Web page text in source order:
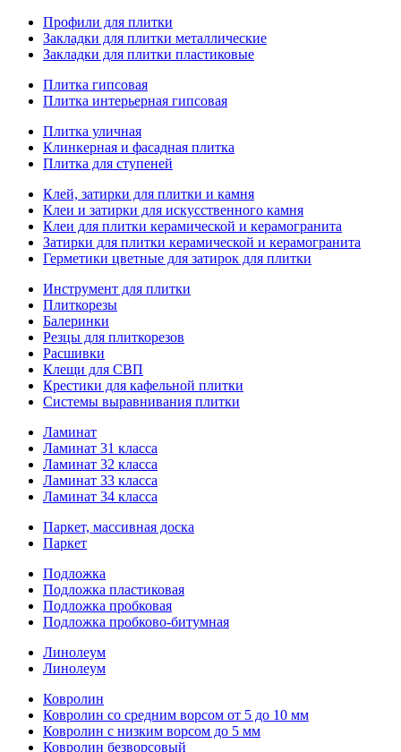
Профили для плитки
Закладки для плитки металлические
Закладки для плитки пластиковые
Плитка гипсовая
Плитка интерьерная гипсовая
Плитка уличная
Клинкерная и фасадная плитка
Плитка для ступеней
Клей, затирки для плитки и камня
Клеи и затирки для искусственного камня
Клеи для плитки керамической и керамогранита
Затирки для плитки керамической и керамогранита
Герметики цветные для затирок для плитки
Инструмент для плитки
Плиткорезы
Балеринки
Резцы для плиткорезов
Расшивки
Клещи для СВП
Крестики для кафельной плитки
Системы выравнивания плитки
Ламинат
Ламинат 31 класса
Ламинат 32 класса
Ламинат 33 класса
Ламинат 34 класса
Паркет, массивная доска
Паркет
Подложка
Подложка пластиковая
Подложка пробковая
Подложка пробково-битумная
Линолеум
Линолеум
Ковролин
Ковролин со средним ворсом от 5 до 10 мм
Ковролин с низким ворсом до 5 мм
Ковролин безворсовый